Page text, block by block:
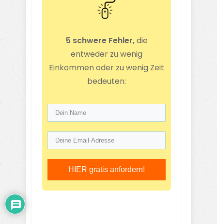
5 schwere Fehler,die
entweder zu wenig
Einkommen oder zu wenig Zeit
bedeuten:
HIER gratis anfordern!